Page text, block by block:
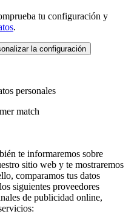
tu configuración y
.
la configuración
personales
match
te informaremos sobre
sitio web y te mostraremos
comparamos tus datos
siguientes proveedores
de publicidad online,